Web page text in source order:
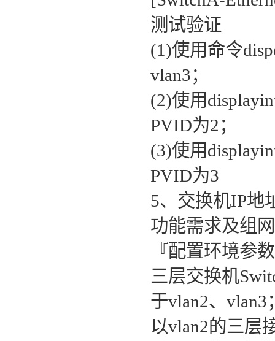
测试验证
(1)使用命令
vlan3；
(2)使用
PVID为2；
(3)使用
PVID为3
5、交换机IP
功能需求及组
『配置环境参
三层交换机
于vlan2、
以vlan2的三层